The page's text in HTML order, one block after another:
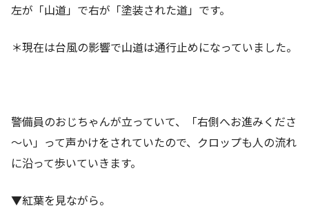
左が「山道」で右が「塗装された道」です。
＊現在は台風の影響で山道は通行止めになっていました。
警備員のおじちゃんが立っていて、「右側へお進みくださ
～い」って声かけをされていたので、クロップも人の流れ
に沿って歩いていきます。
▼紅葉を見ながら。